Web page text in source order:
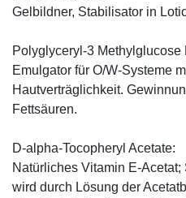
Gelbildner, Stabilisator in
Polyglyceryl-3 Methylglucose
Emulgator für O/W-Systeme
Hautverträglichkeit.
Fettsäuren.
D-alpha-Tocopheryl Acetate:
Natürliches Vitamin E-
wird durch Lösung der